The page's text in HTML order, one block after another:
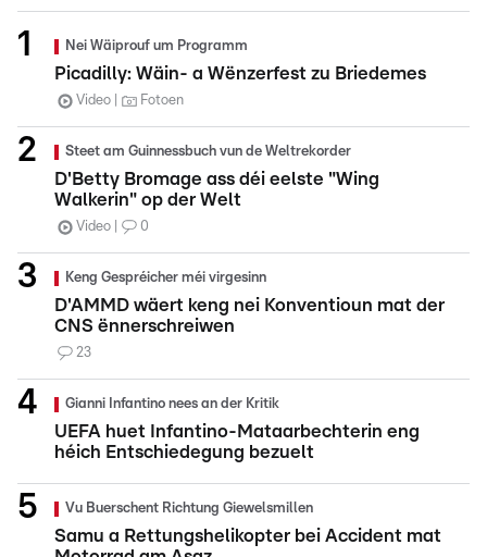
Nei Wäiprouf um Programm
Picadilly: Wäin- a Wënzerfest zu Briedemes
Video Fotoen
Steet am Guinnessbuch vun de Weltrekorder
D'Betty Bromage ass déi eelste "Wing
Walkerin" op der Welt
Video 0
Keng Gespréicher méi virgesinn
D'AMMD wäert keng nei Konventioun mat der
CNS ënnerschreiwen
23
Gianni Infantino nees an der Kritik
UEFA huet Infantino-Mataarbechterin eng
héich Entschiedegung bezuelt
Vu Buerschent Richtung Giewelsmillen
Samu a Rettungshelikopter bei Accident mat